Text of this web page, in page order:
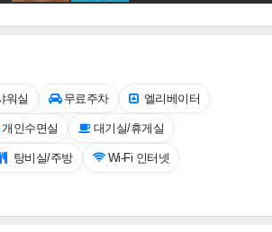
워실 무료주차 엘리베이터
개인수면실 대기실/휴게실
탕비실/주방 Wi-Fi 인터넷